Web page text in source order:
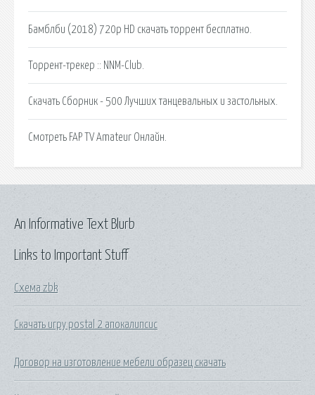
Бамблби (2018) 720p HD скачать торрент бесплатно.
Торрент-трекер :: NNM-Club.
Скачать Сборник - 500 Лучших танцевальных и застольных.
Смотреть FAP TV Amateur Онлайн.
Links to Important Stuff
Схема zbk
Скачать игру postal 2 апокалипсис
Договор на изготовление мебели образец скачать
An Informative Text Blurb